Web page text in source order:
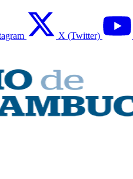
X (Twitter)